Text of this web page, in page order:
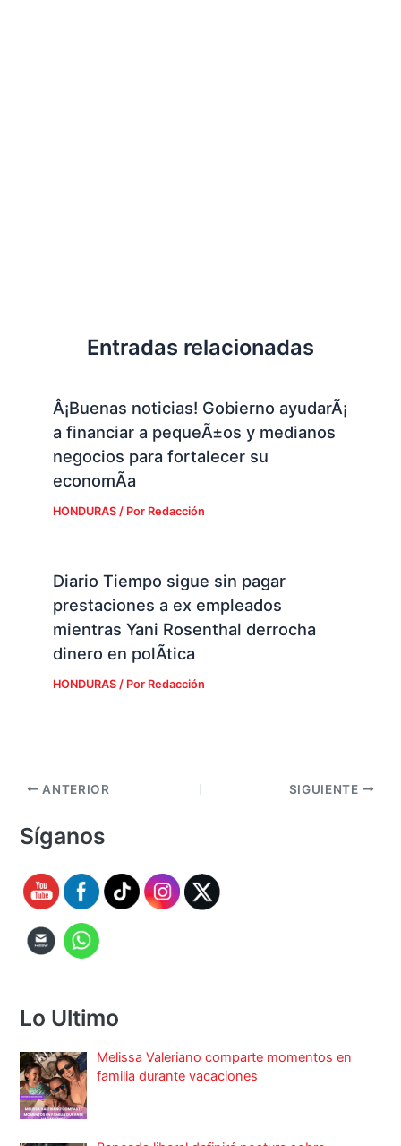
Entradas relacionadas
Â¡Buenas noticias! Gobierno ayudarÃ¡
a financiar a pequeÃ±os y medianos
negocios para fortalecer su
economÃ­a
HONDURAS/ Por Redacción
Diario Tiempo sigue sin pagar
prestaciones a ex empleados
mientras Yani Rosenthal derrocha
dinero en polÃ­tica
HONDURAS/ Por Redacción
ANTERIOR SIGUIENTE
Síganos
Lo Ultimo
Melissa Valeriano comparte momentos en
familia durante vacaciones